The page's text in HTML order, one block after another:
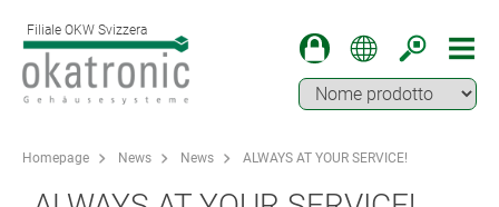
Filiale OKW Svizzera
Homepage News News ALWAYS AT YOUR SERVICE!